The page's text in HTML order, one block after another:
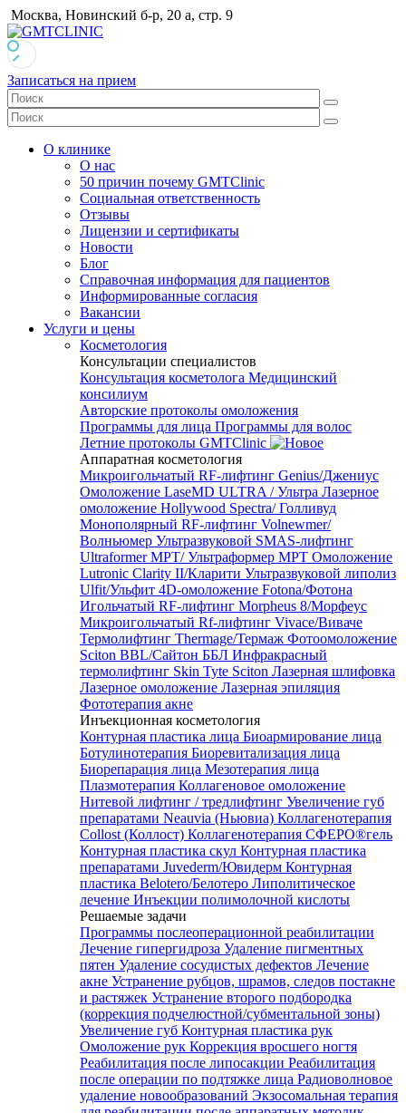
Москва, Новинский б-р, 20 а, стр. 9
Записаться на прием
О клинике
О нас
50 причин почему GMTClinic
Социальная ответственность
Отзывы
Лицензии и сертификаты
Новости
Блог
Справочная информация для пациентов
Информированные согласия
Вакансии
Услуги и цены
Косметология
Консультации специалистов
Консультация косметолога Медицинский
консилиум
Авторские протоколы омоложения
Программы для лица Программы для волос
Летние протоколы GMTClinic
Аппаратная косметология
Микроигольчатый RF-лифтинг Genius/Джениус
Омоложение LaseMD ULTRA / Ультра Лазерное
омоложение Hollywood Spectra/ Голливуд
Монополярный RF-лифтинг Volnewmer/
Волньюмер Ультразвуковой SMAS-лифтинг
Ultraformer MPT/ Ультраформер MPT Омоложение
Lutronic Clarity II/Кларити Ультразвуковой липолиз
Ulfit/Ульфит 4D-омоложение Fotona/Фотона
Игольчатый RF-лифтинг Morpheus 8/Морфеус
Микроигольчатый Rf-лифтинг Vivace/Виваче
Термолифтинг Thermage/Термаж Фотоомоложение
Sciton BBL/Сайтон ББЛ Инфракрасный
термолифтинг Skin Tyte Sciton Лазерная шлифовка
Лазерное омоложение Лазерная эпиляция
Фототерапия акне
Инъекционная косметология
Контурная пластика лица Биоармирование лица
Ботулинотерапия Биоревитализация лица
Биорепарация лица Мезотерапия лица
Плазмотерапия Коллагеновое омоложение
Нитевой лифтинг / тредлифтинг Увеличение губ
препаратами Neauvia (Ньювиа) Коллагенотерапия
Collost (Коллост) Коллагенотерапия СФЕРО®гель
Контурная пластика скул Контурная пластика
препаратами Juvederm/Ювидерм Контурная
пластика Belotero/Белотеро Липолитическое
лечение Инъекции полимолочной кислоты
Решаемые задачи
Программы послеоперационной реабилитации
Лечение гипергидроза Удаление пигментных
пятен Удаление сосудистых дефектов Лечение
акне Устранение рубцов, шрамов, следов постакне
и растяжек Устранение второго подбородка
(коррекция подчелюстной/субментальной зоны)
Увеличение губ Контурная пластика рук
Омоложение рук Коррекция вросшего ногтя
Реабилитация после липосакции Реабилитация
после операции по подтяжке лица Радиоволновое
удаление новообразований Экзосомальная терапия